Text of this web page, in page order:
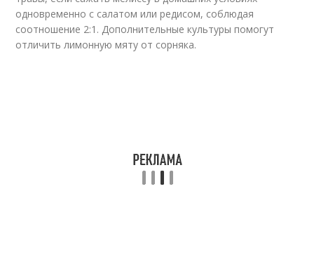
одновременно с салатом или редисом, соблюдая
соотношение 2:1. Дополнительные культуры помогут
отличить лимонную мяту от сорняка.